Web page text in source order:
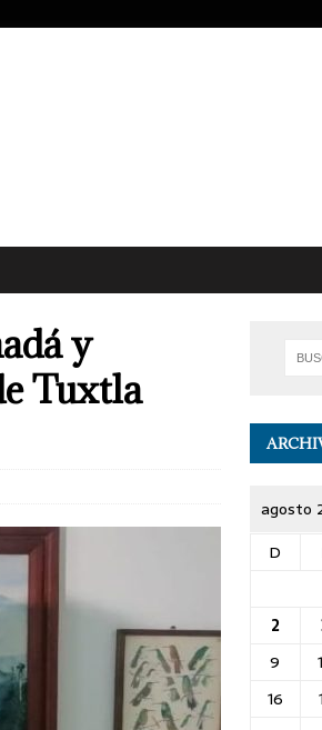
y
Tuxtla
agosto
D
2
9
16